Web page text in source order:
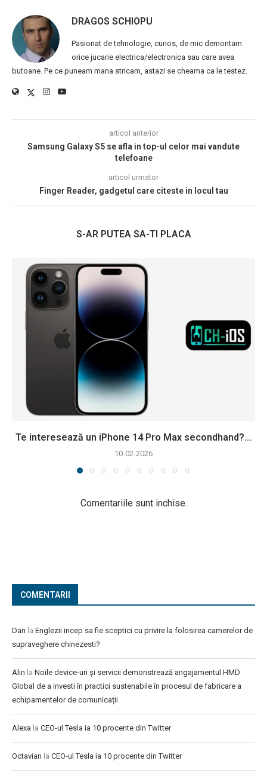
DRAGOS SCHIOPU
Pasionat de tehnologie, curios, de mic demontam
orice jucarie electrica/electronica sau care avea
butoane. Pe ce puneam mana stricam, astazi se cheama ca le testez.
articol anterior
Samsung Galaxy S5 se afla in top-ul celor mai vandute
telefoane
articol urmator
Finger Reader, gadgetul care citeste in locul tau
S-AR PUTEA SA-TI PLACA
Te interesează un iPhone 14 Pro Max secondhand?...
10-02-2026
Comentariile sunt inchise.
COMENTARII
Dan la Englezii incep sa fie sceptici cu privire la folosirea camerelor de
supraveghere chinezesti?
Alin la Noile device-uri și servicii demonstrează angajamentul HMD
Global de a investi în practici sustenabile în procesul de fabricare a
echipamentelor de comunicații
Alexa la CEO-ul Tesla ia 10 procente din Twitter
Octavian la CEO-ul Tesla ia 10 procente din Twitter